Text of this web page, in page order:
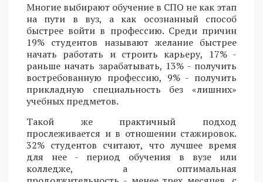
Многие выбирают обучение в СПО не как этап
на пути в вуз, а как осознанный способ
быстрее войти в профессию. Среди причин
19% студентов называют желание быстрее
начать работать и строить карьеру, 17% -
раньше начать зарабатывать, 13% - получить
востребованную профессию, 9% - получить
прикладную специальность без «лишних»
учебных предметов.
Такой же практичный подход
прослеживается и в отношении стажировок.
32% студентов считают, что лучшее время
для нее - период обучения в вузе или
колледже, а оптимальная